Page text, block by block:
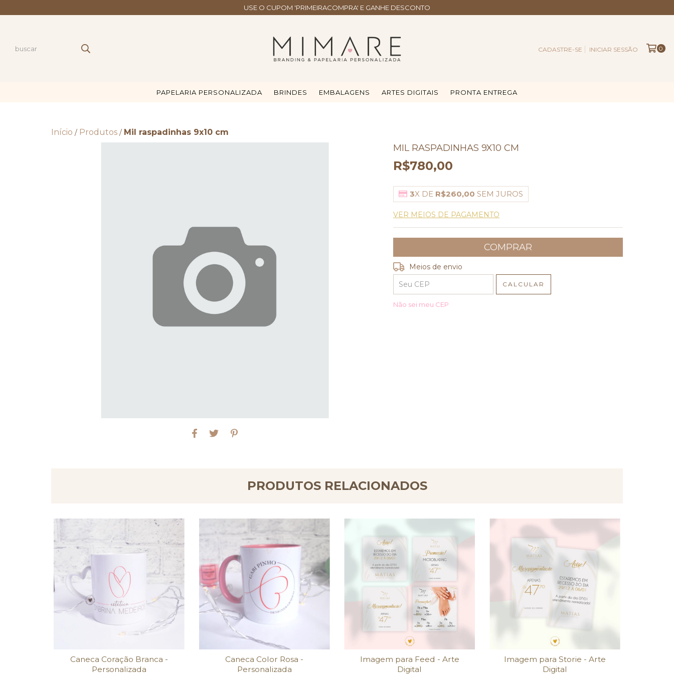
USE O CUPOM 'PRIMEIRACOMPRA' E GANHE DESCONTO
CADASTRE-SE INICIAR SESSÃO 0
PAPELARIA PERSONALIZADA BRINDES EMBALAGENS ARTES DIGITAIS PRONTA ENTREGA
Início / Produtos / Mil raspadinhas 9x10 cm
MIL RASPADINHAS 9X10 CM
R$780,00
3X DE R$260,00 SEM JUROS
VER MEIOS DE PAGAMENTO
Entregas para o CEP:
Meios de envio
CALCULAR
Não sei meu CEP
PRODUTOS RELACIONADOS
Caneca Coração Branca -
Personalizada
Caneca Color Rosa -
Personalizada
Imagem para Feed - Arte
Digital
Imagem para Storie - Arte
Digital